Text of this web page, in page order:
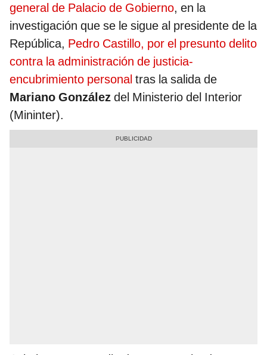
general de Palacio de Gobierno, en la
investigación que se le sigue al presidente de la
República, Pedro Castillo, por el presunto delito
contra la administración de justicia-
encubrimiento personal tras la salida de
Mariano González del Ministerio del Interior
(Mininter).